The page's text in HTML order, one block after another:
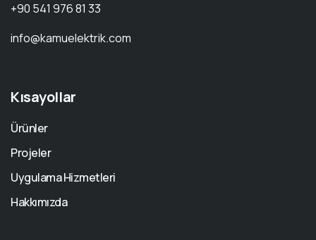
+90 541 976 81 33
info@kamuelektrik.com
Kısayollar
Ürünler
Projeler
Uygulama Hizmetleri
Hakkımızda